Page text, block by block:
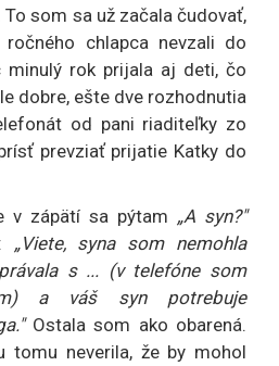
som sa už začala čudovať,
chlapca nevzali do
minulý rok prijala aj deti, čo
dobre, ešte dve rozhodnutia
od pani riaditeľky zo
prevziať prijatie Katky do
v zápätí sa pýtam „A syn?"
„Viete, syna som nemohla
s ... (v telefóne som
a váš syn potrebuje
Ostala som ako obarená.
tomu neverila, že by mohol